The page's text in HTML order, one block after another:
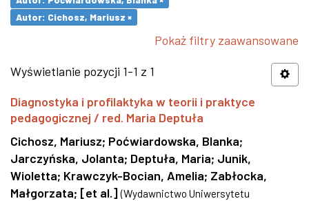
Autor: Cichosz, Mariusz ×
Pokaż filtry zaawansowane
Wyświetlanie pozycji 1-1 z 1
Diagnostyka i profilaktyka w teorii i praktyce
pedagogicznej / red. Maria Deptuła
Cichosz, Mariusz; Poćwiardowska, Blanka;
Jarczyńska, Jolanta; Deptuła, Maria; Junik,
Wioletta; Krawczyk-Bocian, Amelia; Zabłocka,
Małgorzata; [et al.] (Wydawnictwo Uniwersytetu